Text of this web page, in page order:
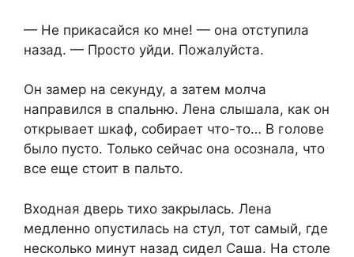
— Не прикасайся ко мне! — она отступила
назад. — Просто уйди. Пожалуйста.
Он замер на секунду, а затем молча
направился в спальню. Лена слышала, как он
открывает шкаф, собирает что-то… В голове
было пусто. Только сейчас она осознала, что
все еще стоит в пальто.
Входная дверь тихо закрылась. Лена
медленно опустилась на стул, тот самый, где
несколько минут назад сидел Саша. На столе